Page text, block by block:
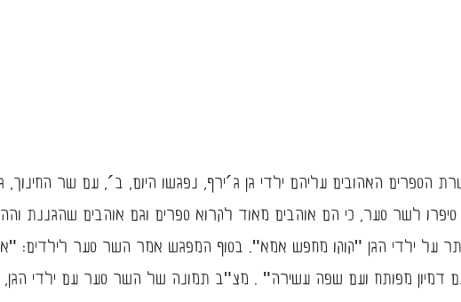
הספרים האהובים עליהם ילדי גן ג´ירף, נפגשו היום, ב´, עם שר
סיפרו לשר סער, כי הם אוהבים מאוד לקרוא ספרים וגם אוהבים שהגננת
על ילדי הגן "קוקו מחפש אמא". בסוף המפגש אמר השר סער לילדים:
מפותח ועם שפה עשירה" . מצ"ב תמונה של השר סער עם ילדי הגן,